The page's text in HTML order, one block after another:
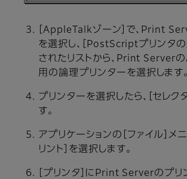
［AppleTalkゾーン］で、Print
を選択し、［PostScriptプリンタの
されたリストから、Print Server
用の論理プリンターを選択します。
プリンターを選択したら、［セレク
す。
アプリケーションの［ファイル］メニ
リント］を選択します。
［プリンタ］にPrint Serverのプ